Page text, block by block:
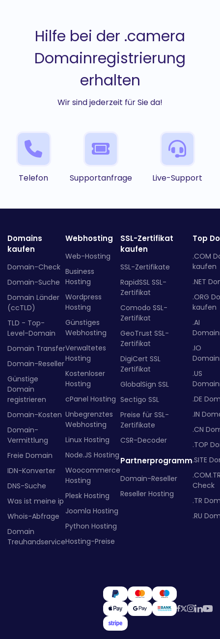
Hilfe bei der .camera
Domainregistrierung
erhalten
Wir sind jederzeit für Sie da!
Telefon Supportanfrage Live-Support
Domains
kaufen
Domain-Check
Domain-Suche
Domain Länder
(ccTLD)
TLD - Top-
Level-Domain
Domain Transfer
Domain-Reseller
Günstige
Domain
registrieren
Domain-Kosten
Domain-
Vermittlung
Freie Domain
IDN-Konverter
DNS-Suche
Was ist meine ip
Whois-Abfrage
Domain
Treuhandservice
Webhosting
Web-Hosting
Business
Hosting
Wordpress
Hosting
Günstiges
Webhosting
Verwaltetes
Hosting
Kostenloser
Hosting
cPanel Hosting
Unbegrenztes
Webhosting
Linux Hosting
Node.JS Hosting
Woocommerce
Hosting
Plesk Hosting
Joomla Hosting
Python Hosting
Hosting-Preise
SSL-Zertifikat
kaufen
SSL-Zertifikate
RapidSSL SSL-
Zertifikat
Comodo SSL-
Zertifikat
GeoTrust SSL-
Zertifikat
DigiCert SSL
Zertifikat
GlobalSign SSL
Sectigo SSL
Preise für SSL-
Zertifikate
CSR-Decoder
Partnerprogramm
Domain-Reseller
Reseller Hosting
Top
.COM
kaufen
.NET
.ORG
kaufen
.AI
.IO
.US
.DE
.IN
.CN
.TOP
.SITE
Check
.TR
.RU